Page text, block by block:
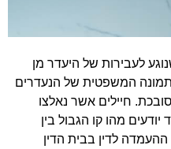
לעבירות של היעדר מן
המשפטית של הנעדרים
חיילים אשר נאלצו
מהו קו הגבול בין
לדין בבית הדין